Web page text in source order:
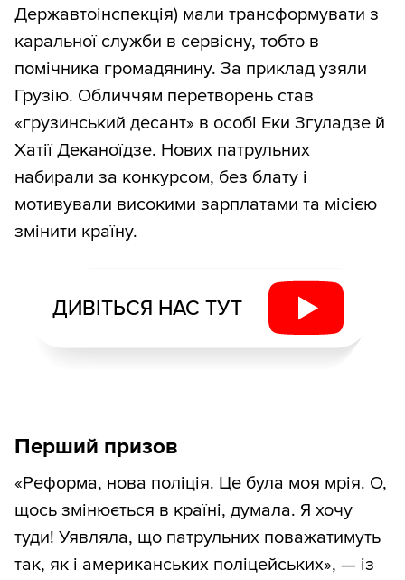
Державтоінспекція) мали трансформувати з
каральної служби в сервісну, тобто в
помічника громадянину. За приклад узяли
Грузію. Обличчям перетворень став
«грузинський десант» в особі Еки Згуладзе й
Хатії Деканоїдзе. Нових патрульних
набирали за конкурсом, без блату і
мотивували високими зарплатами та місією
змінити країну.
ДИВІТЬСЯ НАС ТУТ
Перший призов
«Реформа, нова поліція. Це була моя мрія. О,
щось змінюється в країні, думала. Я хочу
туди! Уявляла, що патрульних поважатимуть
так, як і американських поліцейських», — із